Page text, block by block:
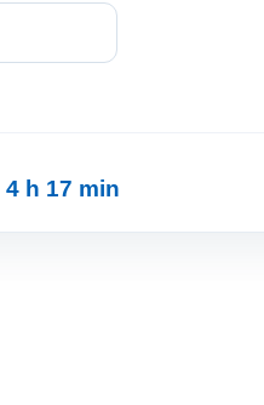
4 h 17 min